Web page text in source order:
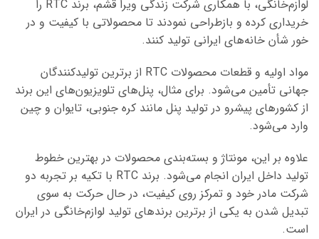
لوازم‌خانگی، با همکاری شرکت زندگی ویرا قشم، برند RTC را
خریداری کرده و بازطراحی نمودند تا محصولاتی با کیفیت و در
خور شأن خانه‌های ایرانی تولید کنند.
مواد اولیه و قطعات محصولات RTC از برترین تولیدکنندگان
جهانی تأمین می‌شود. برای مثال، پنل‌های تلویزیون‌های این برند
از کشورهای پیشرو در تولید پنل مانند کره جنوبی، تایوان و چین
وارد می‌شود.
علاوه بر این، مونتاژ و بسته‌بندی محصولات در بهترین خطوط
تولید داخل ایران انجام می‌شود. برند RTC با تکیه بر تجربه دو
شرکت مادر خود و تمرکز روی کیفیت، در حال حرکت به سوی
تبدیل شدن به یکی از برترین برندهای تولید لوازم‌خانگی در ایران
است.